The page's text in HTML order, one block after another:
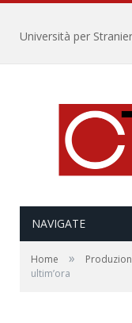
NAVIGATE
Home »
ultim’ora